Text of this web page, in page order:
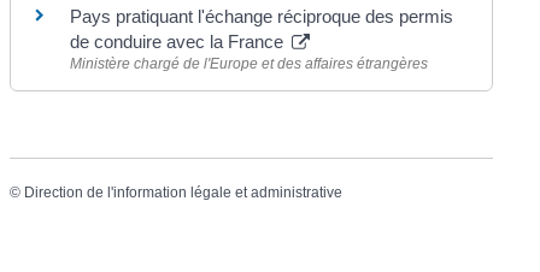
Pays pratiquant l'échange réciproque des permis
de conduire avec la France
Ministère chargé de l'Europe et des affaires étrangères
© Direction de l'information légale et administrative